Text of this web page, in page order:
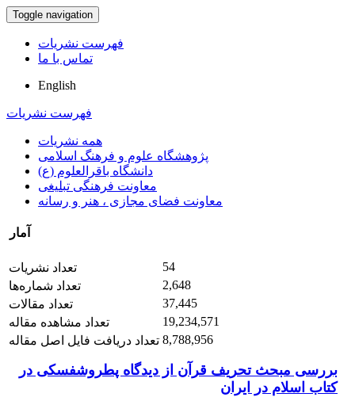
Toggle navigation
فهرست نشریات
تماس با ما
English
فهرست نشریات
همه نشریات
پژوهشگاه علوم و فرهنگ اسلامی
دانشگاه باقرالعلوم (ع)
معاونت فرهنگی تبلیغی
معاونت فضای مجازی ، هنر و رسانه
آمار
تعداد نشریات
54
تعداد شماره‌ها
2,648
تعداد مقالات
37,445
تعداد مشاهده مقاله
19,234,571
تعداد دریافت فایل اصل مقاله 8,788,956
بررسی مبحث تحریف قرآن از دیدگاه پطروشفسکی در
کتاب اسلام در ایران